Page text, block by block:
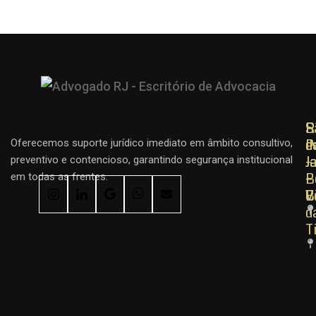
Oferecemos suporte jurídico imediato em âmbito consultivo,
preventivo e contencioso, garantindo segurança institucional
em todas as frentes.
–
–
–